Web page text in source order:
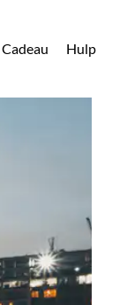
Cadeau Hulp